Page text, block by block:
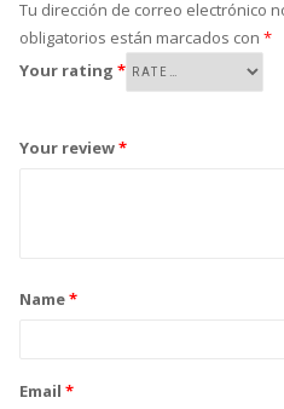
Tu dirección de correo electrónico
obligatorios están marcados con *
Your rating *
Your review*
Name*
Email *